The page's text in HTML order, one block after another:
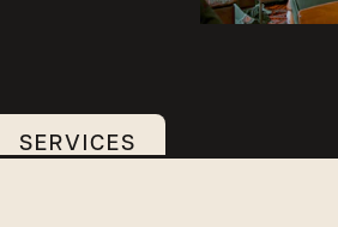
SERVICES